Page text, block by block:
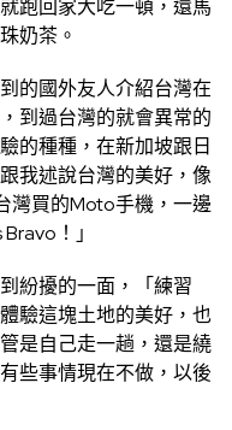
跑回家大吃一頓，還馬
奶茶。
的國外友人介紹台灣在
到過台灣的就會異常的
的種種，在新加坡跟日
我述說台灣的美好，像
灣買的Moto手機，一邊
！」
紛擾的一面，「練習
驗這塊土地的美好，也
是自己走一趟，還是繞
些事情現在不做，以後